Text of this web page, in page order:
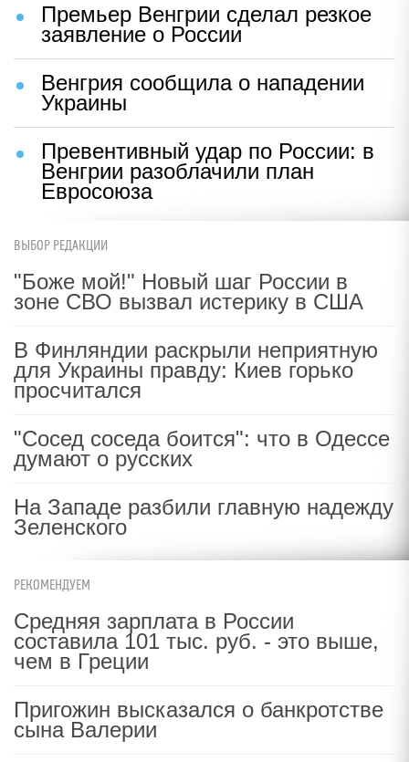
Премьер Венгрии сделал резкое
заявление о России
Венгрия сообщила о нападении
Украины
Превентивный удар по России: в
Венгрии разоблачили план
Евросоюза
ВЫБОР РЕДАКЦИИ
"Боже мой!" Новый шаг России в
зоне СВО вызвал истерику в США
В Финляндии раскрыли неприятную
для Украины правду: Киев горько
просчитался
"Сосед соседа боится": что в Одессе
думают о русских
На Западе разбили главную надежду
Зеленского
РЕКОМЕНДУЕМ
Средняя зарплата в России
составила 101 тыс. руб. - это выше,
чем в Греции
Пригожин высказался о банкротстве
сына Валерии